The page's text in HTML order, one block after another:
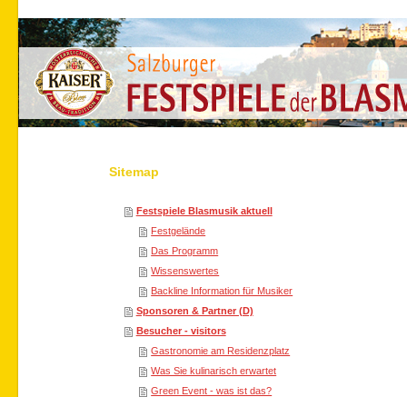
Sitemap
Festspiele Blasmusik aktuell
Festgelände
Das Programm
Wissenswertes
Backline Information für Musiker
Sponsoren & Partner (D)
Besucher - visitors
Gastronomie am Residenzplatz
Was Sie kulinarisch erwartet
Green Event - was ist das?